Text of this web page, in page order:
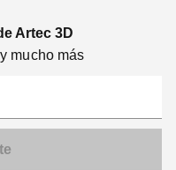
Artec 3D
mucho más